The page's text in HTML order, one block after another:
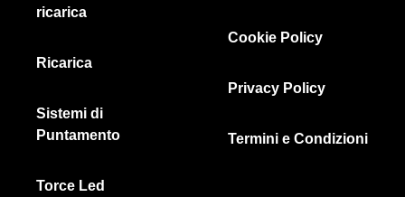
ricarica
Ricarica
Sistemi di
Puntamento
Torce Led
Cookie Policy
Privacy Policy
Termini e Condizioni